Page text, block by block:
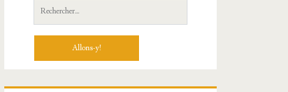
principaleRecherche: